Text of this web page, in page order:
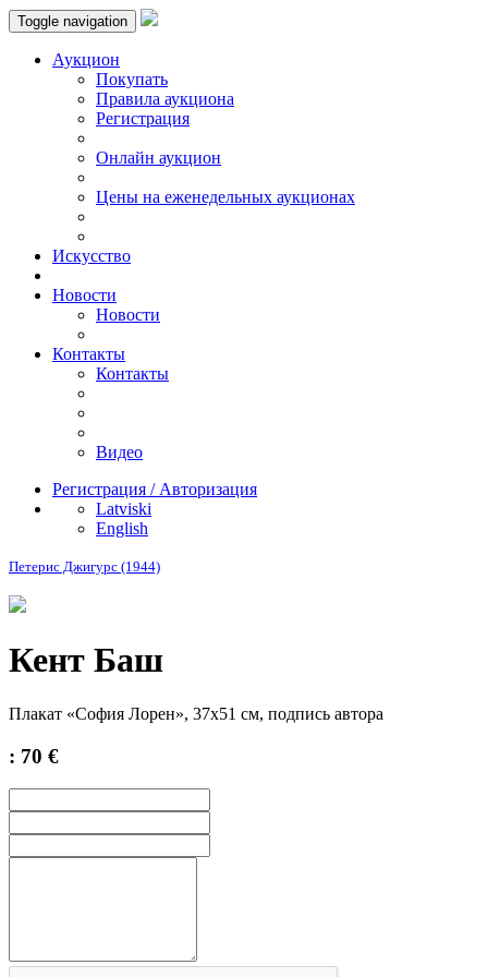
Toggle navigation
Аукцион
Пoкупать
Правила аукциона
Регистрация
Онлайн аукцион
Цены на еженедельных аукционах
Искусствo
Новости
Новости
Контакты
Контакты
Видео
Регистрация / Авторизация
Latviski
English
Петерис Джигурс (1944)
Кент Баш
Плакат «София Лорен», 37х51 см, подпись автора
: 70 €